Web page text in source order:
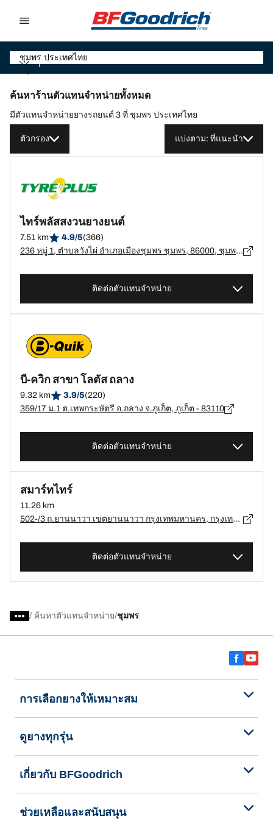
ค้นหาร้านตัวแทนจำหน่ายทั้งหมด
มีตัวแทนจำหน่ายยางรถยนต์ 3 ที่ ชุมพร ประเทศไทย
ตัวกรอง แบ่งตาม: ที่แนะนำ
ไทร์พลัสสงวนยางยนต์
7.51 km 4.9/5(366)
236 หมู่ 1, ตำบลวังไผ่ อำเภอเมืองชุมพร ชุมพร, 86000, ชุมพร, ชุมพร 86000, Wang Phai, อ.เมืองชุมพร, ชุมพร - 86000
ติดต่อตัวแทนจำหน่าย
บี-ควิก สาขา โลตัส ถลาง
9.32 km 3.9/5(220)
359/17 ม.1 ต.เทพกระษัตรี อ.ถลาง จ.ภูเก็ต, ภูเก็ต - 83110
ติดต่อตัวแทนจำหน่าย
สมาร์ทไทร์
11.26 km
502-/3 ถ.ยานนาวา เขตยานนาวา กรุงเทพมหานคร, กรุงเทพมหานคร - 10120
ติดต่อตัวแทนจำหน่าย
/ ค้นหาตัวแทนจำหน่าย ชุมพร
การเลือกยางให้เหมาะสม
ดูยางทุกรุ่น
เกี่ยวกับ BFGoodrich
ช่วยเหลือและสนับสนุน